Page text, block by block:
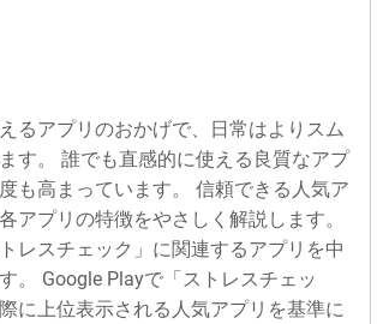
るアプリのおかげで、日常はよりスム
す。 誰でも直感的に使える良質なアプ
も高まっています。 信頼できる人気ア
アプリの特徴をやさしく解説します。
レスチェック」に関連するアプリを中
。 Google Playで「ストレスチェッ
に上位表示される人気アプリを基準に